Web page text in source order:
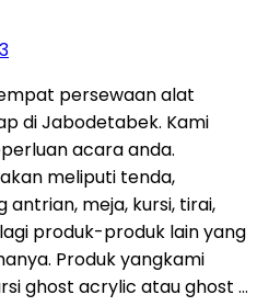
persewaan alat
di Jabodetabek. Kami
acara anda.
meliputi tenda,
meja, kursi, tirai,
produk-produk lain yang
Produk yangkami
ghost acrylic atau ghost …